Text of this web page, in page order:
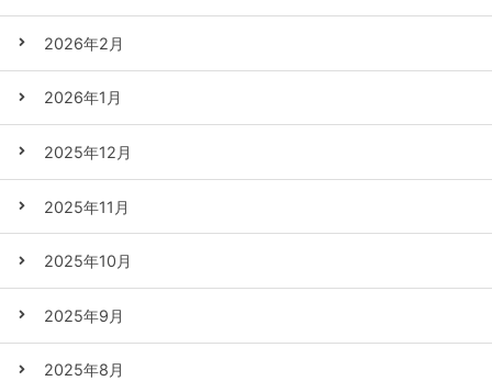
2026年2月
2026年1月
2025年12月
2025年11月
2025年10月
2025年9月
2025年8月